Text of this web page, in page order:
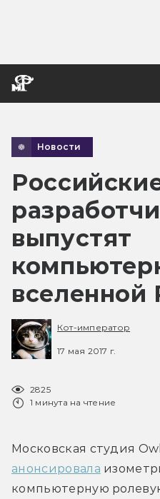
Новости
выпустят
Кот-император
17 мая 2017 г.
2825
1 минута на чтение
анонсировала
компьютерную